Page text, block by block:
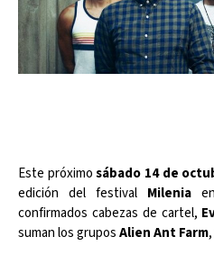
Este próximosábado 14 de
edición del festival Milenia
confirmados cabezas de cartel,
suman los gruposAlien Ant Farm,